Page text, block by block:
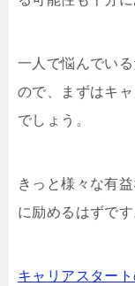
一人で悩んでい
ので、まずはキ
でしょう。
きっと様々な有
に励めるはずです
キャリアスター